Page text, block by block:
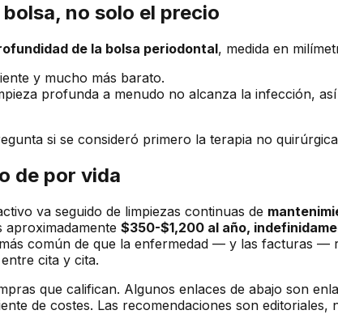
no solo el precio
de la bolsa periodontal, medida en
y mucho más barato.
profunda a menudo no alcanza la infección,
si se consideró primero la terapia no
de por vida
va seguido de limpiezas continuas de
aproximadamente $350-$1,200 al año,
común de que la enfermedad — y las facturas —
cita y cita.
que califican. Algunos enlaces de abajo son
de costes. Las recomendaciones son editoriales,